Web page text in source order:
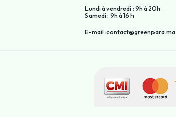
Lundi à vendredi : 9h à 20h
Samedi : 9h à 16 h
E-mail :contact@greenpara.ma